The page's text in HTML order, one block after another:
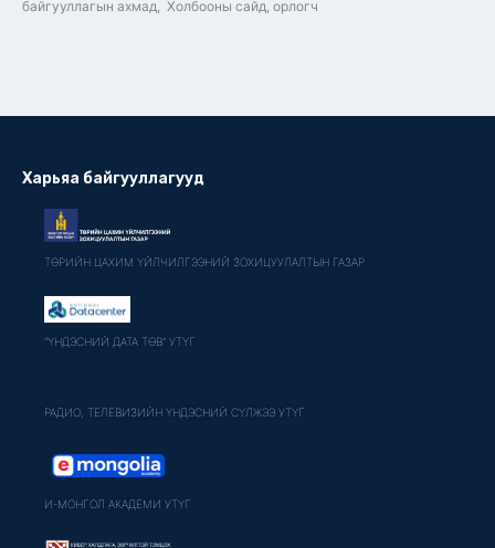
байгууллагын ахмад, Холбооны сайд, орлогч
Харьяа байгууллагууд
ТӨРИЙН ЦАХИМ ҮЙЛЧИЛГЭЭНИЙ ЗОХИЦУУЛАЛТЫН ГАЗАР
"ҮНДЭСНИЙ ДАТА ТӨВ" УТҮГ
РАДИО, ТЕЛЕВИЗИЙН ҮНДЭСНИЙ СҮЛЖЭЭ УТҮГ
И-МОНГОЛ АКАДЕМИ УТҮГ